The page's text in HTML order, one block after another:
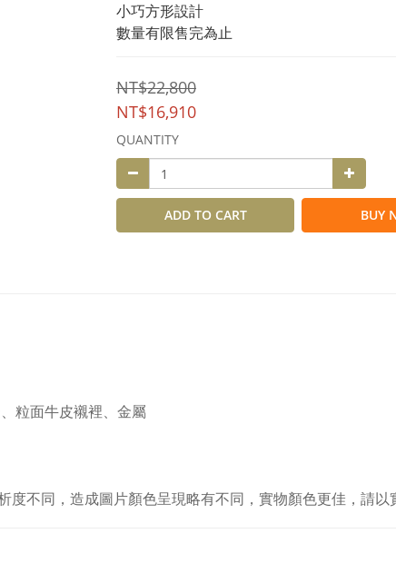
小巧方形設計
數量有限售完為止
NT$22,800
NT$16,910
QUANTITY
ADD TO CART BUY
粒面牛皮襯裡、金屬
不同，造成圖片顏色呈現略有不同，實物顏色更佳，請以